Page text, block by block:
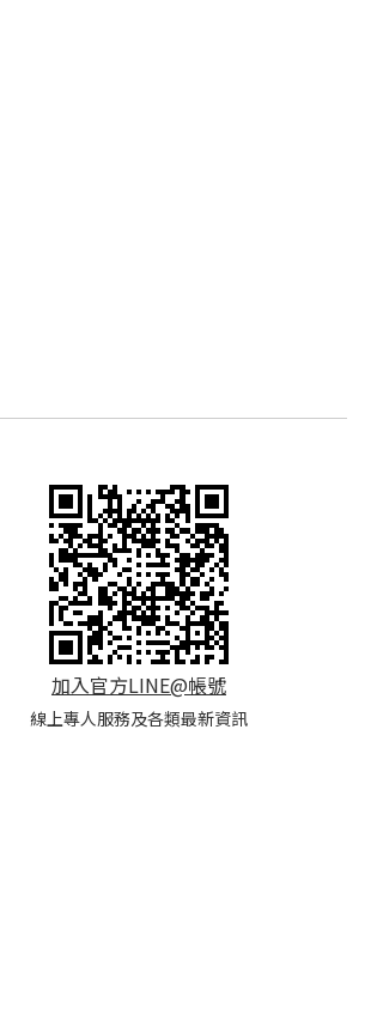
加入官方LINE@帳號
線上專人服務及各類最新資訊